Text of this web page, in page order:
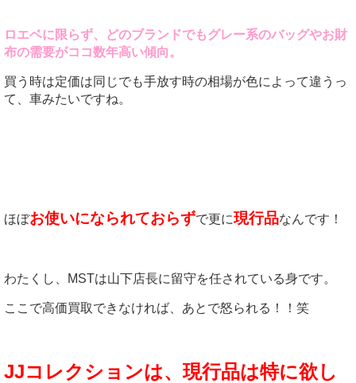
ロエベに限らず、どのブランドでもグレー系のバッグやお財
布の需要がココ数年高い傾向。
買う時は定価は同じでも手放す時の相場が色によって違うっ
て、車みたいですね。
ほぼお使いになられておらずで更に現行品なんです！
わたくし、MSTは山下店長に留守を任されている身です。
ここで高価買取できなければ、あとで怒られる！！笑
JJコレクションは、現行品は特に欲し